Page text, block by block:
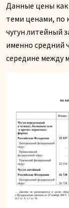
Данные цены как
теми ценами, по
чугун литейный
именно средний
середине между